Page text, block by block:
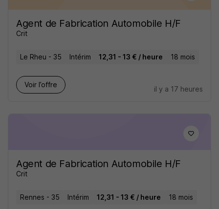
Agent de Fabrication Automobile H/F
Crit
Le Rheu - 35 Intérim 12,31 - 13 € / heure 18 mois
Voir l’offre
il y a 17 heures
Agent de Fabrication Automobile H/F
Crit
Rennes - 35 Intérim 12,31 - 13 € / heure 18 mois